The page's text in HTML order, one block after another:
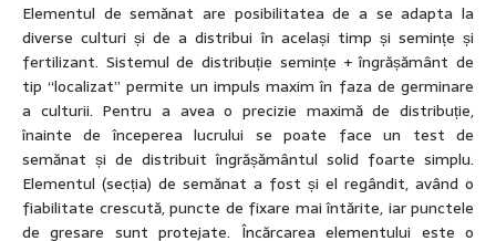
Elementul de semănat are posibilitatea de a se adapta la
diverse culturi și de a distribui în același timp și semințe și
fertilizant. Sistemul de distribuție semințe + îngrășământ de
tip “localizat” permite un impuls maxim în faza de germinare
a culturii. Pentru a avea o precizie maximă de distribuție,
înainte de începerea lucrului se poate face un test de
semănat și de distribuit îngrășământul solid foarte simplu.
Elementul (secția) de semănat a fost și el regândit, având o
fiabilitate crescută, puncte de fixare mai întărite, iar punctele
de gresare sunt protejate. Încărcarea elementului este o